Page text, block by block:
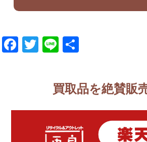
Facebook
Twitter
Line
買取品を絶賛販